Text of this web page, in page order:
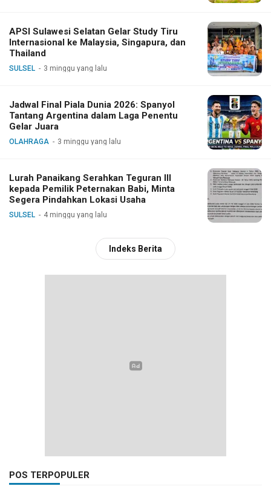
APSI Sulawesi Selatan Gelar Study Tiru
Internasional ke Malaysia, Singapura, dan
Thailand
SULSEL 3 minggu yang lalu
Jadwal Final Piala Dunia 2026: Spanyol
Tantang Argentina dalam Laga Penentu
Gelar Juara
OLAHRAGA 3 minggu yang lalu
Lurah Panaikang Serahkan Teguran III
kepada Pemilik Peternakan Babi, Minta
Segera Pindahkan Lokasi Usaha
SULSEL 4 minggu yang lalu
Indeks Berita
POS TERPOPULER